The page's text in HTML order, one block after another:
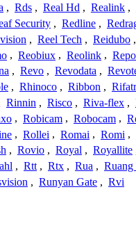
, Rds , Real Hd , Realink ,
Security , Redline ,
, Reel Tech , Reidubo ,
, Reobiux , Reolink ,
, Revo , Revodata ,
, Rhinoco , Ribbon ,
Rinnin , Risco , Riva-flex ,
, Robicam , Robocam ,
, Rollei , Romai , Romi ,
, Rovio , Royal , Royallite
, Rtt , Rtx , Rua , Ruang
, Runyan Gate , Rvi